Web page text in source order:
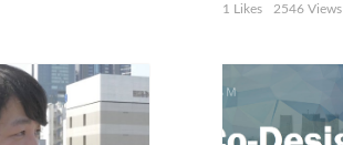
1 Likes 2546 Views